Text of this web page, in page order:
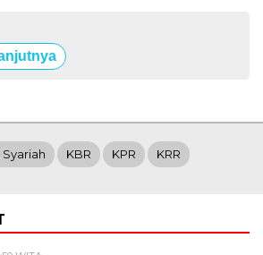
Syariah KBR KPR KRR